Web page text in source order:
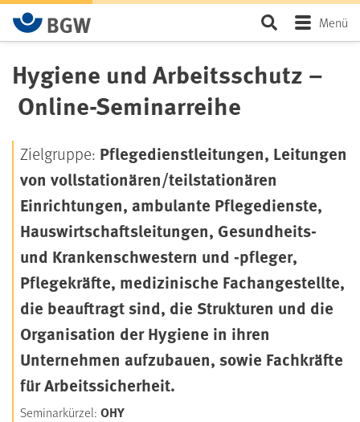
Zum Hauptinhalt springen SeiteMenü
Hygiene und Arbeitsschutz –
Online-Seminarreihe
Zielgruppe: Pflegedienstleitungen, Leitungen
von vollstationären/teilstationären
Einrichtungen, ambulante Pflegedienste,
Hauswirtschaftsleitungen, Gesundheits-
und Krankenschwestern und -pfleger,
Pflegekräfte, medizinische Fachangestellte,
die beauftragt sind, die Strukturen und die
Organisation der Hygiene in ihren
Unternehmen aufzubauen, sowie Fachkräfte
für Arbeitssicherheit.
Seminarkürzel: OHY